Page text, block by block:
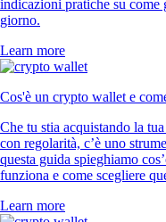
indicazioni pratiche su
giorno.
Learn more
Cos'è un crypto wallet e
Che tu stia acquistando la
con regolarità, c’è uno
questa guida spieghiamo
funziona e come scegliere
Learn more